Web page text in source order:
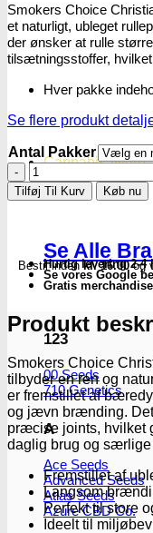
Cannabisavlere
Se Alle
123
00 Seeds
710 Genetics
A
Ace Seeds
Advanced Seeds
Atlas Seeds
Azure CBD Co.
Smokers Choice
et naturligt, ubleget
der ønsker at rulle
tilsætningsstoffer,
Hver pakke
Se flere produkt
Antal Pakker
Smokers
Choice
|
Christiania
Natural
Super
Size
antal
Tilføj Til Kurv Køb nu
Bestil indenkl. 16.00og
Hurtig levering 2-
Se vores Google
Gratis
Produkt
Smokers Choice
tilbyder en ren og
er fremstillet af
og jævn brænding.
præcise joints, hvilket
daglig brug og
Fremstillet af
Langsom
Perfekt til store
Ideelt til